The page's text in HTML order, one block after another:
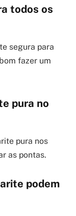
todos os
segura para
fazer um
pura no
pura nos
as pontas.
podem